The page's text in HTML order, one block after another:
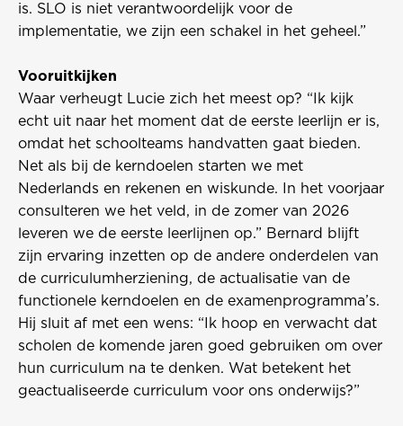
is. SLO is niet verantwoordelijk voor de
implementatie, we zijn een schakel in het geheel.”
Vooruitkijken
Waar verheugt Lucie zich het meest op? “Ik kijk
echt uit naar het moment dat de eerste leerlijn er is,
omdat het schoolteams handvatten gaat bieden.
Net als bij de kerndoelen starten we met
Nederlands en rekenen en wiskunde. In het voorjaar
consulteren we het veld, in de zomer van 2026
leveren we de eerste leerlijnen op.” Bernard blijft
zijn ervaring inzetten op de andere onderdelen van
de curriculumherziening, de actualisatie van de
functionele kerndoelen en de examenprogramma’s.
Hij sluit af met een wens: “Ik hoop en verwacht dat
scholen de komende jaren goed gebruiken om over
hun curriculum na te denken. Wat betekent het
geactualiseerde curriculum voor ons onderwijs?”